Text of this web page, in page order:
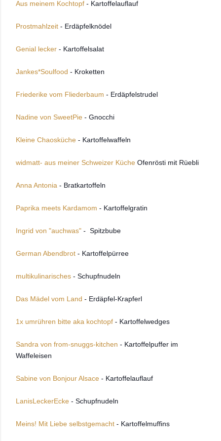
Aus meinem Kochtopf - Kartoffelauflauf
Prostmahlzeit - Erdäpfelknödel
Genial lecker - Kartoffelsalat
Jankes*Soulfood - Kroketten
Friederike vom Fliederbaum - Erdäpfelstrudel
Nadine von SweetPie - Gnocchi
Kleine Chaosküche - Kartoffelwaffeln
widmatt- aus meiner Schweizer Küche Ofenrösti mit Rüebli
Anna Antonia - Bratkartoffeln
Paprika meets Kardamom - Kartoffelgratin
Ingrid von "auchwas" - Spitzbube
German Abendbrot - Kartoffelpürree
multikulinarisches - Schupfnudeln
Das Mädel vom Land - Erdäpfel-Krapferl
1x umrühren bitte aka kochtopf - Kartoffelwedges
Sandra von from-snuggs-kitchen - Kartoffelpuffer im
Waffeleisen
Sabine von Bonjour Alsace - Kartoffelauflauf
LanisLeckerEcke - Schupfnudeln
Meins! Mit Liebe selbstgemacht - Kartoffelmuffins